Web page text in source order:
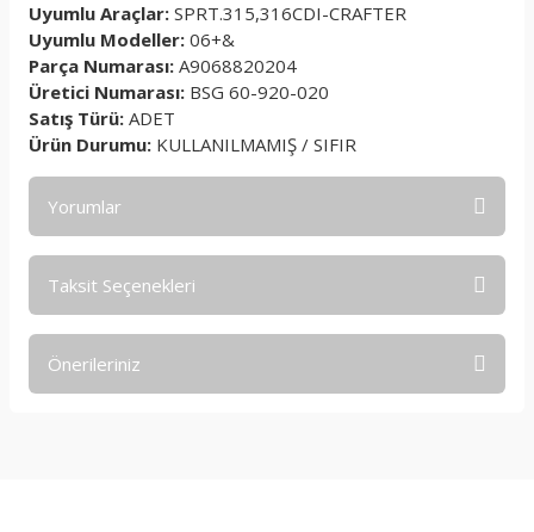
Uyumlu Araçlar: SPRT.315,316CDI-CRAFTER
Uyumlu Modeller: 06+&
Parça Numarası: A9068820204
Üretici Numarası: BSG 60-920-020
Satış Türü: ADET
Ürün Durumu: KULLANILMAMIŞ / SIFIR
Yorumlar
Taksit Seçenekleri
Önerileriniz